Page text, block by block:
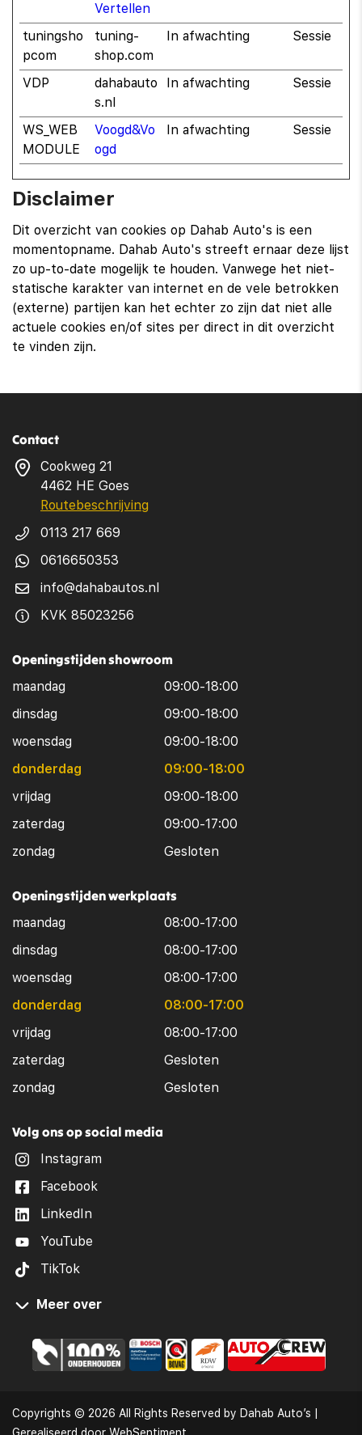
Vertellen
tuningsho
pcom
tuning-
shop.com
In afwachting Sessie
VDP
dahabauto
s.nl
In afwachting Sessie
WS_WEB
MODULE
Voogd&Vo
ogd
In afwachting Sessie
Disclaimer
Dit overzicht van cookies op Dahab Auto's is een
momentopname. Dahab Auto's streeft ernaar deze lijst
zo up-to-date mogelijk te houden. Vanwege het niet-
statische karakter van internet en de vele betrokken
(externe) partijen kan het echter zo zijn dat niet alle
actuele cookies en/of sites per direct in dit overzicht
te vinden zijn.
Contact
Cookweg 21
4462 HE Goes
Routebeschrijving
0113 217 669
0616650353
info@dahabautos.nl
KVK 85023256
Openingstijden showroom
maandag
09:00-18:00
dinsdag
09:00-18:00
woensdag
09:00-18:00
donderdag
09:00-18:00
vrijdag
09:00-18:00
zaterdag
09:00-17:00
zondag
Gesloten
Openingstijden werkplaats
maandag
08:00-17:00
dinsdag
08:00-17:00
woensdag
08:00-17:00
donderdag
08:00-17:00
vrijdag
08:00-17:00
zaterdag
Gesloten
zondag
Gesloten
Volg ons op social media
Instagram
Facebook
LinkedIn
YouTube
TikTok
Meer over
Occasions Goes
Occasions Middelburg
Auto kopen in Zeeland
Copyrights © 2026 All Rights Reserved by Dahab Auto’s |